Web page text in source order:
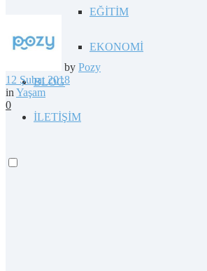
EĞİTİM
EKONOMİ
BLOG
İLETİŞİM
by Pozy
12 Şubat 2018
in Yaşam
0